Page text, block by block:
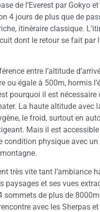
de l’Everest par Gokyo
4 jours de plus que de
itinéraire classique.
dont le retour se fait par
entre l’altitude
ou égale à 500m, hormis
pourquoi il est nécessaire
La haute altitude avec
le froid, surtout en
Mais il est
condition physique avec un
très vite tant l’ambiance
paysages et ses vues
sommets de plus de
avec les Sherpas